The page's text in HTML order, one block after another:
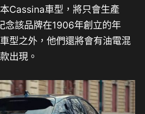
Cassina車型，將只會生產
念該品牌在1906年創立的年
型之外，他們還將會有油電混
出現。